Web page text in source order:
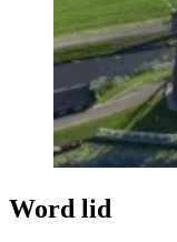
Word lid